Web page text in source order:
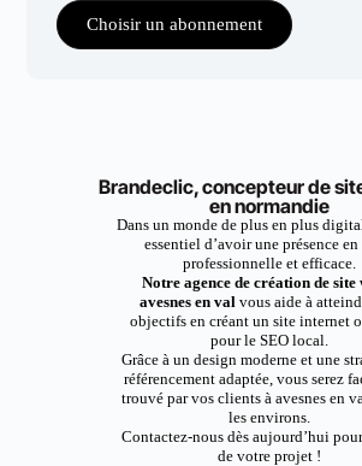
Choisir un abonnement
Brandeclic, concepteur de
en normandie
Dans un monde de plus en plus
essentiel d’avoir une présence
professionnelle et efficace.
Notre agence de création de site
avesnes en valvous aide à
objectifs en créant un site internet
pour le SEO local.
Grâce à un design moderne et une
référencement adaptée, vous serez
trouvé par vos clients à avesnes en
les environs.
Contactez-nous dès aujourd’hui
de votre projet !